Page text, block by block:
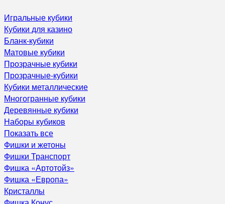
Игральные кубики
Кубики для казино
Бланк-кубики
Матовые кубики
Прозрачные кубики
Прозрачные-кубики
Кубики металлические
Многогранные кубики
Деревянные кубики
Наборы кубиков
Показать все
Фишки и жетоны
Фишки Транспорт
Фишка «Артотойз»
Фишка «Европа»
Кристаллы